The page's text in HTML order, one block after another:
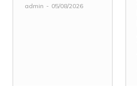
admin - 05/08/2026